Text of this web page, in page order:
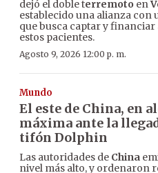
dejó el doble terremoto en
establecido una alianza
que busca captar y
estos pacientes.
Agosto 9, 2026 12:00 p. m.
Mundo
El este de China, en
máxima ante la
tifón Dolphin
Las autoridades de China
nivel más alto, y ordenaron